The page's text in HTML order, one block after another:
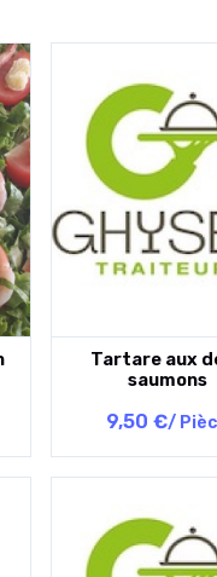
Tartare aux
saumons
9,50 €/